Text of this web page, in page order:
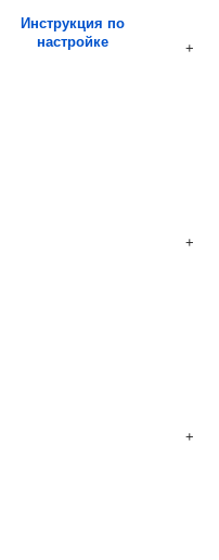
Инструкция по
настройке
+
+
+